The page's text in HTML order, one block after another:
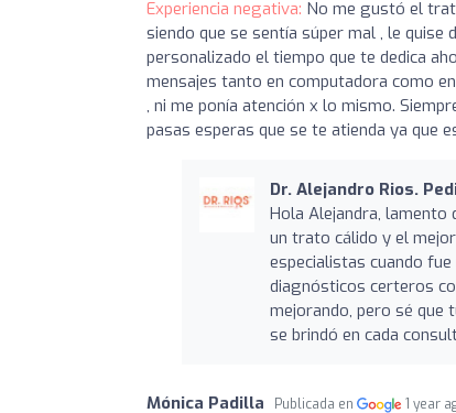
Experiencia negativa: No me gustó el
siendo que se sentía súper mal , le
personalizado el tiempo que te dedica
mensajes tanto en computadora como
, ni me ponía atención x lo mismo.
pasas esperas que se te atienda ya que
Dr. Alejandro Rios.
Hola Alejandra, lamento
un trato cálido y el
especialistas cuando
diagnósticos certeros
mejorando, pero sé que
se brindó en cada
Mónica Padilla Publicada en 1 year